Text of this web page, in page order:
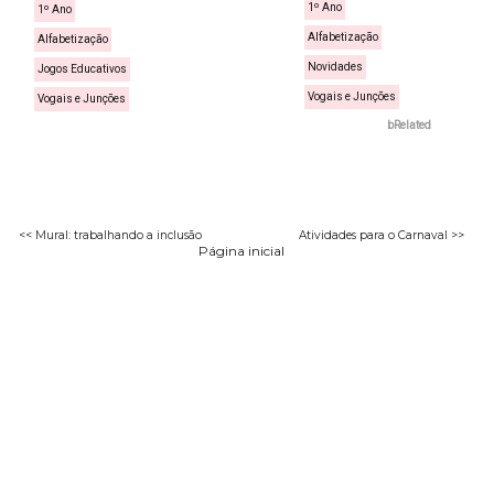
1º Ano
Alfabetização
Jogos Educativos
Vogais e Junções
1º Ano
Alfabetização
Novidades
Vogais e Junções
bRelated
<< Mural: trabalhando a inclusão Atividades para o Carnaval >>
Página inicial